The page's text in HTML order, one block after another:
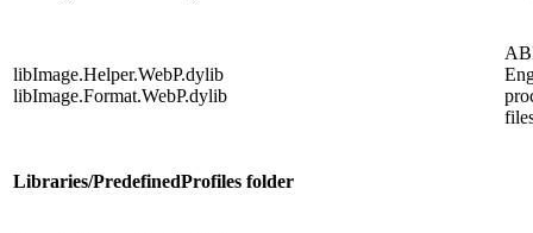
libImage.Helper.WebP.dylib
libImage.Format.WebP.dylib
Libraries/PredefinedProfiles folder